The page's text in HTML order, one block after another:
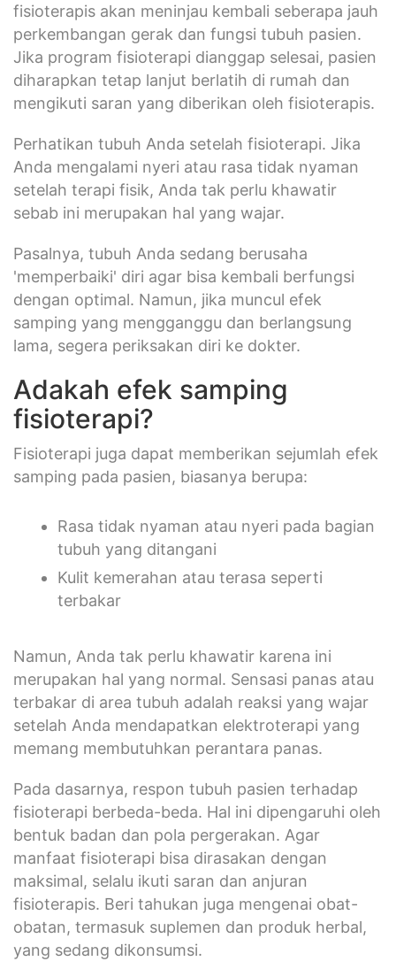
fisioterapis akan meninjau kembali seberapa jauh
perkembangan gerak dan fungsi tubuh pasien.
Jika program fisioterapi dianggap selesai, pasien
diharapkan tetap lanjut berlatih di rumah dan
mengikuti saran yang diberikan oleh fisioterapis.
Perhatikan tubuh Anda setelah fisioterapi. Jika
Anda mengalami nyeri atau rasa tidak nyaman
setelah terapi fisik, Anda tak perlu khawatir
sebab ini merupakan hal yang wajar.
Pasalnya, tubuh Anda sedang berusaha
'memperbaiki' diri agar bisa kembali berfungsi
dengan optimal. Namun, jika muncul efek
samping yang mengganggu dan berlangsung
lama, segera periksakan diri ke dokter.
Adakah efek samping
fisioterapi?
Fisioterapi juga dapat memberikan sejumlah efek
samping pada pasien, biasanya berupa:
Rasa tidak nyaman atau nyeri pada bagian
tubuh yang ditangani
Kulit kemerahan atau terasa seperti
terbakar
Namun, Anda tak perlu khawatir karena ini
merupakan hal yang normal. Sensasi panas atau
terbakar di area tubuh adalah reaksi yang wajar
setelah Anda mendapatkan elektroterapi yang
memang membutuhkan perantara panas.
Pada dasarnya, respon tubuh pasien terhadap
fisioterapi berbeda-beda. Hal ini dipengaruhi oleh
bentuk badan dan pola pergerakan. Agar
manfaat fisioterapi bisa dirasakan dengan
maksimal, selalu ikuti saran dan anjuran
fisioterapis. Beri tahukan juga mengenai obat-
obatan, termasuk suplemen dan produk herbal,
yang sedang dikonsumsi.